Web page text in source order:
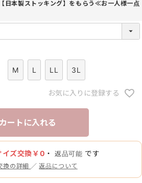
日本製ストッキング】をもらう≪お一人様一点
M L LL 3L
お気に入りに登録する
カートに入れる
イズ交換￥0 ・返品可能 です
換の詳細 ／返品について